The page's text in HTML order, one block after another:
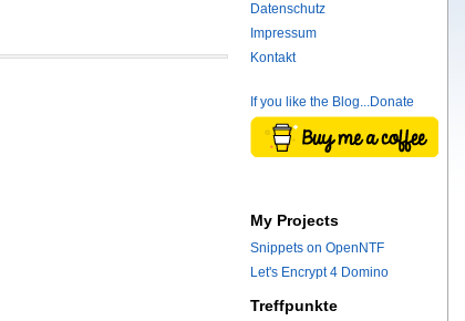
Datenschutz
Impressum
Kontakt
If you like the Blog...Donate
My Projects
Snippets on OpenNTF
Let's Encrypt 4 Domino
Treffpunkte